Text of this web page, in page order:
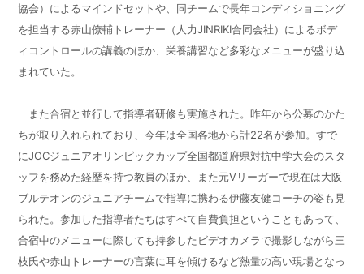
協会）によるマインドセットや、同チームで長年コンディショニング
を担当する赤山僚輔トレーナー（人力JINRIKI合同会社）によるボデ
ィコントロールの講義のほか、栄養講習など多彩なメニューが盛り込
まれていた。
また合宿と並行して指導者研修も実施された。昨年から公募のかた
ちが取り入れられており、今年は全国各地から計22名が参加。すで
にJOCジュニアオリンピックカップ全国都道府県対抗中学大会のスタ
ッフを務めた経歴を持つ教員のほか、また元Vリーガーで現在は大阪
ブルテオンのジュニアチームで指導に携わる伊藤友健コーチの姿も見
られた。参加した指導者たちはすべて自費負担ということもあって、
合宿中のメニューに際しても持参したビデオカメラで撮影しながら三
枝氏や赤山トレーナーの言葉に耳を傾けるなど熱量の高い現場となっ